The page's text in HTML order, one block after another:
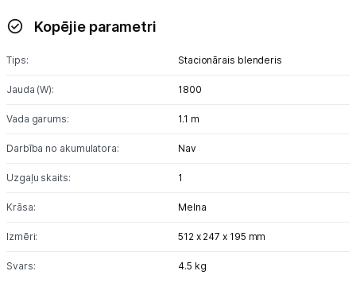
Kontakti
Kopējie parametri
Tips: Stacionārais blenderis
Jauda (W): 1800
Vada garums: 1.1 m
Darbība no akumulatora: Nav
Uzgaļu skaits: 1
Krāsa: Melna
Izmēri: 512 x 247 x 195 mm
Svars: 4.5 kg